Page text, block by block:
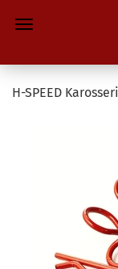
H-SPEED